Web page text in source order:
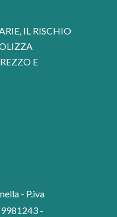
IL RISCHIO
E
- P.iva
-